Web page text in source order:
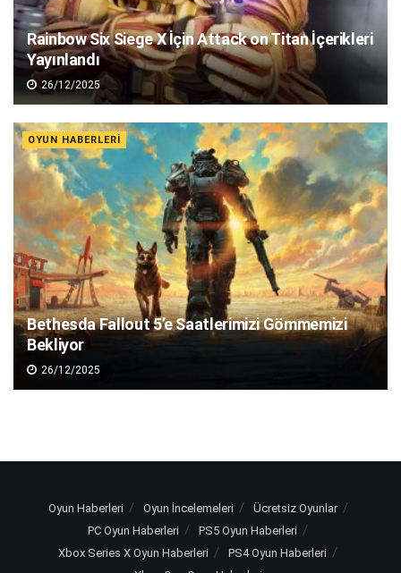
Rainbow Six Siege X İçin Attack on Titan İçerikleri
Yayınlandı
26/12/2025
OYUN HABERLERI
Bethesda Fallout 5’e Saatlerimizi Gömmemizi
Bekliyor
26/12/2025
Oyun Haberleri Oyun İncelemeleri
Ücretsiz Oyunlar
PC Oyun Haberleri
PS5 Oyun Haberleri
Xbox Series X Oyun Haberleri
PS4 Oyun Haberleri